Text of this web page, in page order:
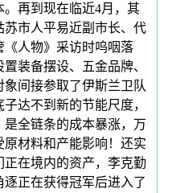
再到现在临近4月，其
市人平易近副市长、代
《人物》采访时呜咽落
装备摆设、五金品牌、
间接参取了伊斯兰卫队
达不到新的节能尺度，
全链条的成本暴涨，万
材料和产能影响！还实
在境内的资产，李克勤
正在获得冠军后进入了